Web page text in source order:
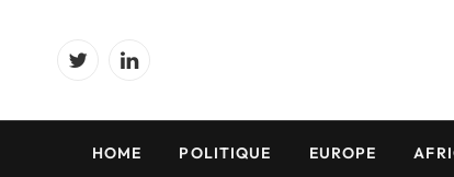
TwitterLinkedIn
HOME POLITIQUE EUROPE